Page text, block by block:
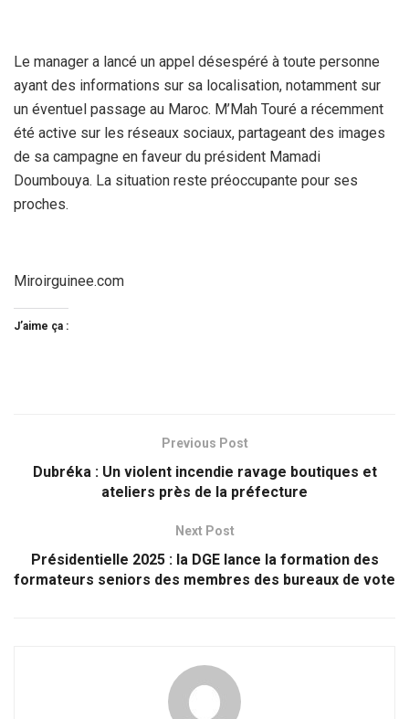
Le manager a lancé un appel désespéré à toute personne
ayant des informations sur sa localisation, notamment sur
un éventuel passage au Maroc. M’Mah Touré a récemment
été active sur les réseaux sociaux, partageant des images
de sa campagne en faveur du président Mamadi
Doumbouya. La situation reste préoccupante pour ses
proches.
Miroirguinee.com
J’aime ça :
Previous Post
Dubréka : Un violent incendie ravage boutiques et
ateliers près de la préfecture
Next Post
Présidentielle 2025 : la DGE lance la formation des
formateurs seniors des membres des bureaux de vote